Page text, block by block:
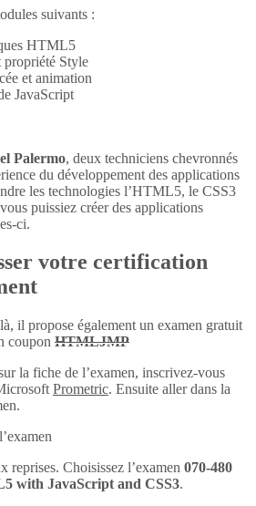
suivants :
HTML5
propriété Style
et animation
JavaScript
Palermo, deux techniciens chevronnés
du développement des applications
les technologies l’HTML5, le CSS3
puissiez créer des applications
ci.
votre certification
il propose également un examen gratuit
coupon HTMLJMP
la fiche de l’examen, inscrivez-vous
Prometric. Ensuite aller dans la
reprises. Choisissez l’examen 070-480
with JavaScript and CSS3.